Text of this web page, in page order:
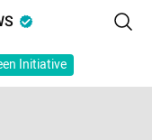
Initiative